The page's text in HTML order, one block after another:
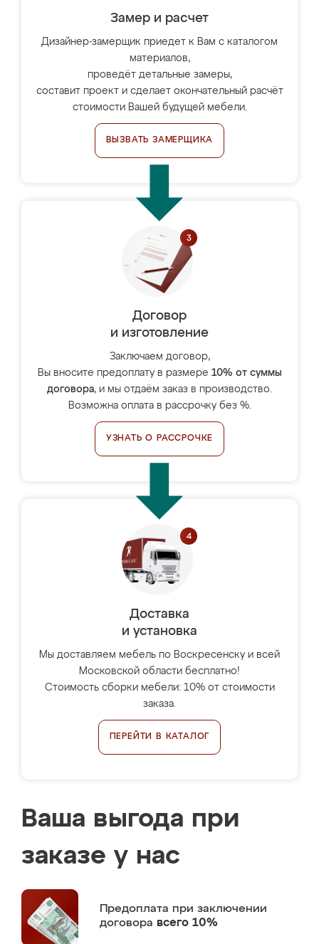
Замер и расчет
Дизайнер-замерщик приедет к Вам с каталогом
материалов,
проведёт детальные замеры,
составит проект и сделает окончательный расчёт
стоимости Вашей будущей мебели.
ВЫЗВАТЬ ЗАМЕРЩИКА
Договор
и изготовление
Заключаем договор,
Вы вносите предоплату в размере 10% от суммы
договора, и мы отдаём заказ в производство.
Возможна оплата в рассрочку без %.
УЗНАТЬ О РАССРОЧКЕ
Доставка
и установка
Мы доставляем мебель по Воскресенску и всей
Московской области бесплатно!
Стоимость сборки мебели: 10% от стоимости
заказа.
ПЕРЕЙТИ В КАТАЛОГ
Ваша выгода при
заказе у нас
Предоплата при заключении
договора всего 10%